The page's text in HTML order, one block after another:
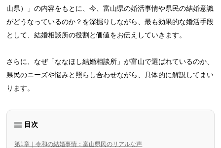
山県）」の内容をもとに、今、富山県の婚活事情や県民の結婚意識
がどうなっているのか？を深掘りしながら、最も効果的な婚活手段
として、結婚相談所の役割と価値をお伝えしていきます。
さらに、なぜ「ななほし結婚相談所」が富山で選ばれているのか、
県民のニーズや悩みと照らし合わせながら、具体的に解説してまい
ります。
目次
第1章｜令和の結婚事情：富山県民のリアルな声